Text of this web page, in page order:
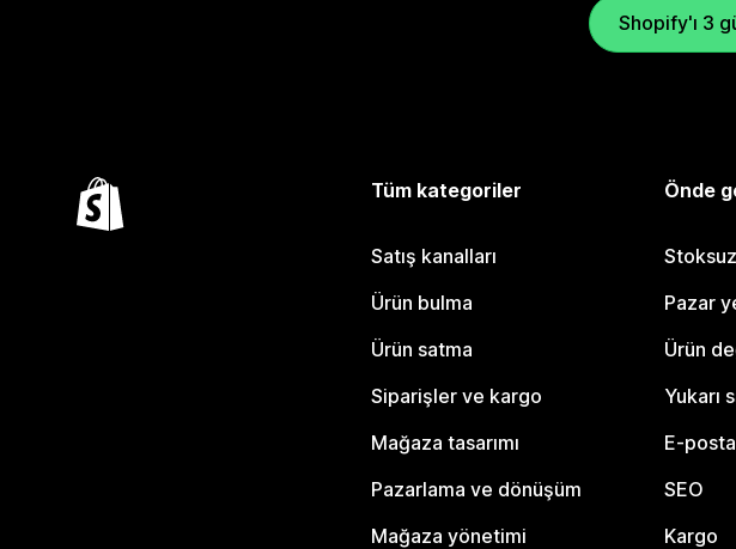
Shopify'ı 3
Tüm kategoriler
Satış kanalları
Ürün bulma
Ürün satma
Siparişler ve kargo
Mağaza tasarımı
Pazarlama ve dönüşüm
Mağaza yönetimi
Önde
Pazar
Ürün
Yukarı
E-
SEO
Kargo